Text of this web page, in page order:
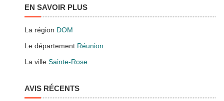
EN SAVOIR PLUS
La région DOM
Le département Réunion
La villeSainte-Rose
AVIS RÉCENTS